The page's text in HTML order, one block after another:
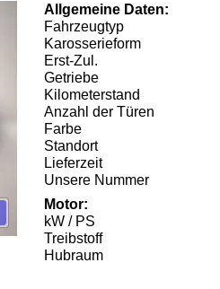
Allgemeine Daten:
Fahrzeugtyp
Karosserieform
Erst-Zul.
Getriebe
Kilometerstand
Anzahl der Türen
Farbe
Standort
Lieferzeit
Unsere Nummer
Motor:
kW / PS
Treibstoff
Hubraum